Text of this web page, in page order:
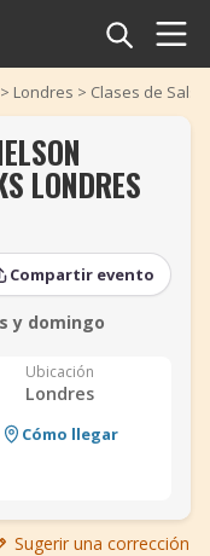
> Londres > Clases de
›
LONDRES
Compartir evento
y domingo
Ubicación
Londres
Cómo llegar
Sugerir una corrección